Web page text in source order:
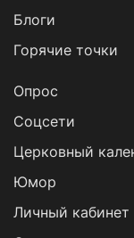
Блоги
Горячие точки
Опрос
Cоцсети
Церковный
Юмор
Личный кабинет